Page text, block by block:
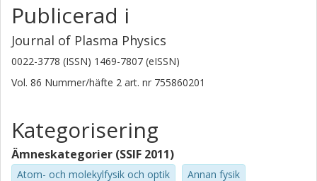
Publicerad i
Journal of Plasma Physics
0022-3778 (ISSN) 1469-7807 (eISSN)
Vol. 86 Nummer/häfte 2 art. nr 755860201
Kategorisering
Ämneskategorier (SSIF 2011)
Atom- och molekylfysik och optik
Annan fysik